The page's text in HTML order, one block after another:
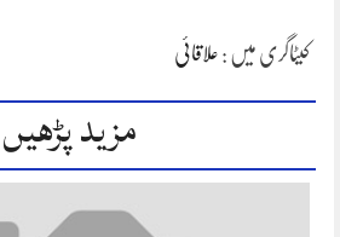
کیٹاگری میں : علاقائی
مزید پڑھیں